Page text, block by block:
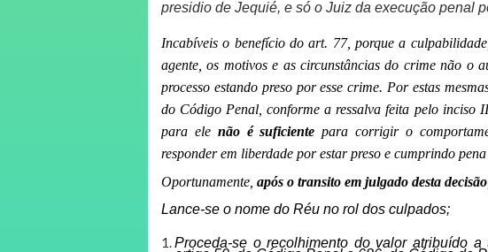
presidio de Jequié, e só o Juiz da execução penal
Incabíveis o benefício do art. 77, porque a
agente, os motivos e as circunstâncias do crime não o
processo estando preso por esse crime. Por estas
do Código Penal, conforme a ressalva feita pelo inciso
para ele não é suficientepara corrigir o
responder em liberdade por estar preso e cumprindo
Oportunamente, após o transito em julgado desta decisão
Lance-se o nome do Réu no rol dos culpados;
Proceda-se o recolhimento do valor atribuído